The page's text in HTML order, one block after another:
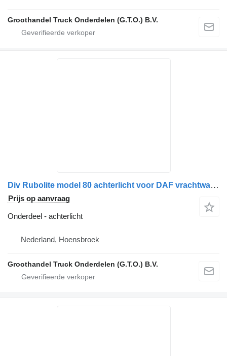
Groothandel Truck Onderdelen (G.T.O.) B.V.
Div Rubolite model 80 achterlicht voor DAF vrachtwagen
Prijs op aanvraag
Onderdeel - achterlicht
Nederland, Hoensbroek
Groothandel Truck Onderdelen (G.T.O.) B.V.